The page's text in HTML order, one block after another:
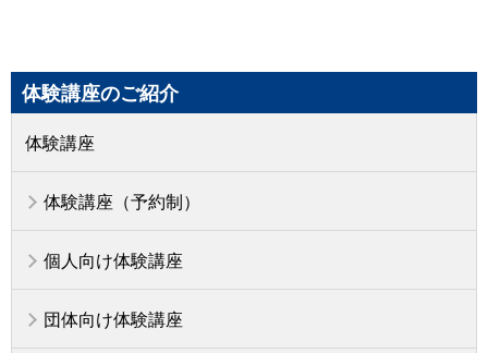
体験講座のご紹介
体験講座
体験講座（予約制）
個人向け体験講座
団体向け体験講座